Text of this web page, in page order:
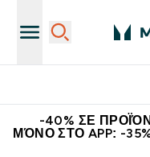
-40% ΣΕ
ΜΌΝΟ ΣΤΟ APP: -